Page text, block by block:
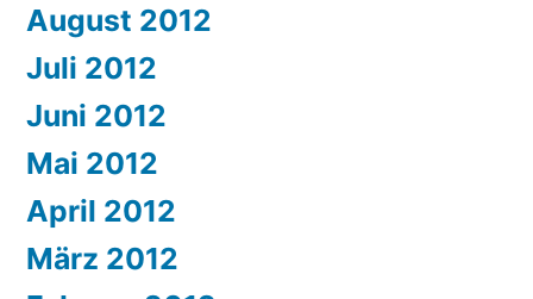
August 2012
Juli 2012
Juni 2012
Mai 2012
April 2012
März 2012